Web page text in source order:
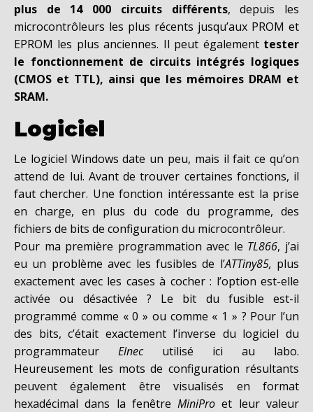
plus de 14 000 circuits différents, depuis les
microcontrôleurs les plus récents jusqu’aux PROM et
EPROM les plus anciennes. Il peut égalementtester
le fonctionnement de circuits intégrés logiques
(CMOS et TTL), ainsi que les mémoires DRAM et
SRAM.
Logiciel
Le logiciel Windows date un peu, mais il fait ce qu’on
attend de lui. Avant de trouver certaines fonctions, il
faut chercher. Une fonction intéressante est la prise
en charge, en plus du code du programme, des
fichiers de bits de configuration du microcontrôleur.
Pour ma première programmation avec le TL866, j’ai
eu un problème avec les fusibles de l’ATTiny85, plus
exactement avec les cases à cocher : l’option est-elle
activée ou désactivée ? Le bit du fusible est-il
programmé comme « 0 » ou comme « 1 » ? Pour l’un
des bits, c’était exactement l’inverse du logiciel du
programmateur Elnecutilisé ici au labo.
Heureusement les mots de configuration résultants
peuvent également être visualisés en format
hexadécimal dans la fenêtre MiniProet leur valeur